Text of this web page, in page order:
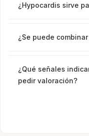
¿Hypocardis sirve
¿Se puede
¿Qué señales
pedir valoración?